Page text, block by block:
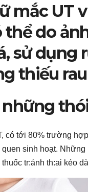
mắc UT
thể do
sử dụng
thiếu
có tới 80% trường
sinh hoạt.
tr:ánh th:ai kéo